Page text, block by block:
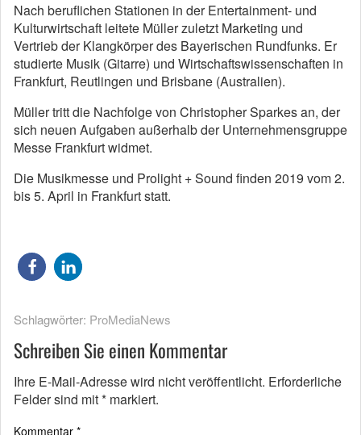
Nach beruflichen Stationen in der Entertainment- und
Kulturwirtschaft leitete Müller zuletzt Marketing und
Vertrieb der Klangkörper des Bayerischen Rundfunks. Er
studierte Musik (Gitarre) und Wirtschaftswissenschaften in
Frankfurt, Reutlingen und Brisbane (Australien).
Müller tritt die Nachfolge von Christopher Sparkes an, der
sich neuen Aufgaben außerhalb der Unternehmensgruppe
Messe Frankfurt widmet.
Die Musikmesse und Prolight + Sound finden 2019 vom 2.
bis 5. April in Frankfurt statt.
Schlagwörter: ProMediaNews
Schreiben Sie einen Kommentar
Ihre E-Mail-Adresse wird nicht veröffentlicht. Erforderliche
Felder sind mit* markiert.
Kommentar *